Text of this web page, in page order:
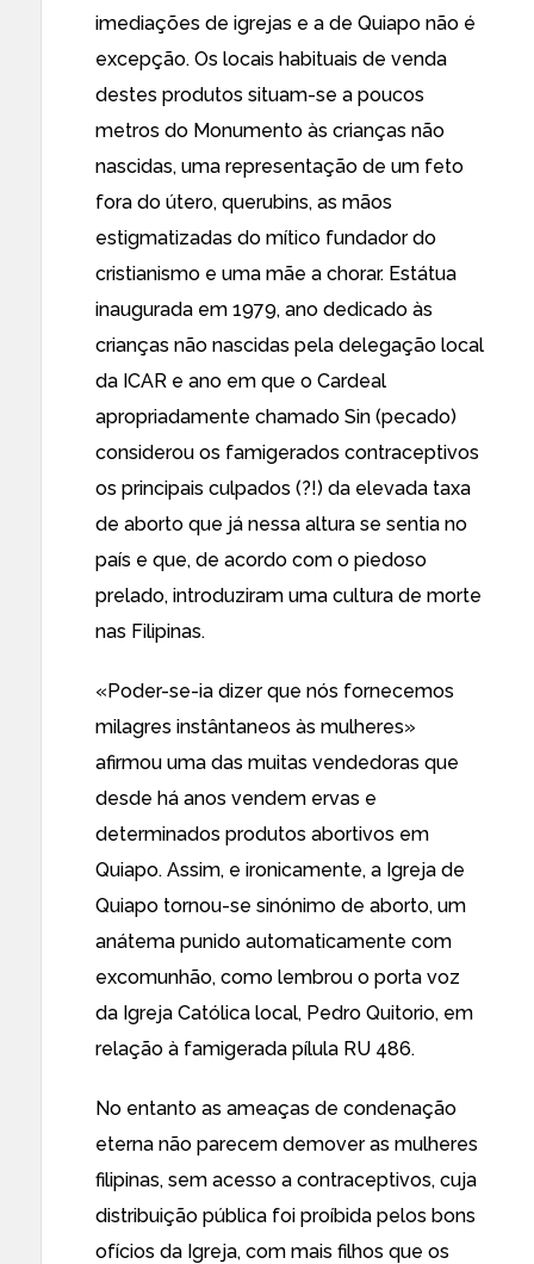
imediações de igrejas e a de Quiapo não é
excepção. Os locais habituais de venda
destes produtos situam-se a poucos
metros do Monumento às crianças não
nascidas, uma representação de um feto
fora do útero, querubins, as mãos
estigmatizadas do mítico fundador do
cristianismo e uma mãe a chorar. Estátua
inaugurada em 1979, ano dedicado às
crianças não nascidas pela delegação local
da ICAR e ano em que o Cardeal
apropriadamente chamado Sin (pecado)
considerou os famigerados contraceptivos
os principais culpados (?!) da elevada taxa
de aborto que já nessa altura se sentia no
país e que, de acordo com o piedoso
prelado, introduziram uma cultura de morte
nas Filipinas.
«Poder-se-ia dizer que nós fornecemos
milagres instântaneos às mulheres»
afirmou uma das muitas vendedoras que
desde há anos vendem ervas e
determinados produtos abortivos em
Quiapo. Assim, e ironicamente, a Igreja de
Quiapo tornou-se sinónimo de aborto, um
anátema punido automaticamente com
excomunhão, como lembrou o porta voz
da Igreja Católica local, Pedro Quitorio, em
relação à famigerada pílula RU 486.
No entanto as ameaças de condenação
eterna não parecem demover as mulheres
filipinas, sem acesso a contraceptivos, cuja
distribuição pública foi proíbida pelos bons
ofícios da Igreja, com mais filhos que os